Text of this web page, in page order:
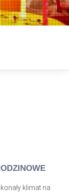
klimat na